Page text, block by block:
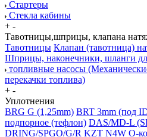
Стартеры
Стекла кабины
+ -
Тавотницы,шприцы, клапана
Тавотницы Клапан (тавотница)
Шприцы, наконечники, шланги
топливные насосы
перекачки топлива)
+ -
Уплотнения
BRG G (1,25mm) BRT 3mm (под
подпорное (тефлон) DAS/MD-L
DRING/SPGO/G/R KZT N4W O-